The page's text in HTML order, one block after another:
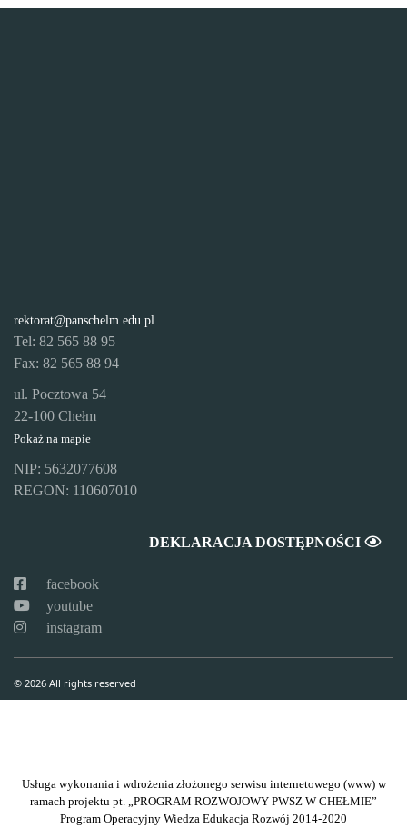
rektorat@panschelm.edu.pl
Tel: 82 565 88 95
Fax: 82 565 88 94
ul. Pocztowa 54
22-100 Chełm
Pokaż na mapie
NIP: 5632077608
REGON: 110607010
DEKLARACJA DOSTĘPNOŚCI
facebook
youtube
instagram
© 2026 All rights reserved
Usługa wykonania i wdrożenia złożonego serwisu internetowego (www) w
ramach projektu pt. „PROGRAM ROZWOJOWY PWSZ W CHEŁMIE”
Program Operacyjny Wiedza Edukacja Rozwój 2014-2020